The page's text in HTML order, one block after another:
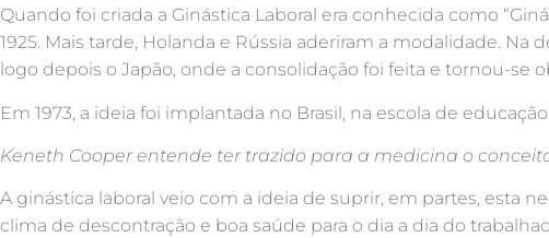
Quando foi criada a Ginástica Laboral era conhecida como
1925. Mais tarde, Holanda e Rússia aderiram a modalidade.
logo depois o Japão, onde a consolidação foi feita e tornou-se
Em 1973, a ideia foi implantada no Brasil, na escola de
Keneth Cooper entende ter trazido para a medicina o
A ginástica laboral veio com a ideia de suprir, em partes, esta
clima de descontração e boa saúde para o dia a dia do